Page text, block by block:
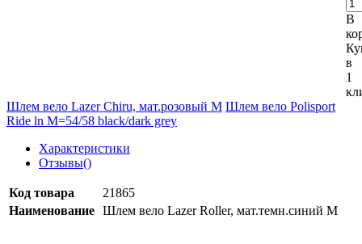
В
в
1
Шлем вело Lazer Chiru, мат.розовый М Шлем вело Polisport
Ride ln M=54/58 black/dark grey
Характеристики
Отзывы()
Код товара
21865
Наименование Шлем вело Lazer Roller, мат.темн.синий М